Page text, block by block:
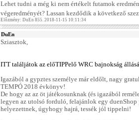
Lehet tudni a még ki nem értékelt futamok
végeredményét? Lassan kezdődik a következő
Előzmény: DuEn 855. 2018-11-15 10:11:34
DuEn
Sziasztok,
ITT találjátok az előTIPPelő WRC bajnokság
Igazából a gypztes személye már eldőlt, nagy
TEMPÓ 2018 évkönyv!
De hogy az az öt játékosunknak (és igazából
legyen az utolsó forduló, felajánlok egy
helyezettnek, úgyhogy hajrá, tessék jól tippelni!